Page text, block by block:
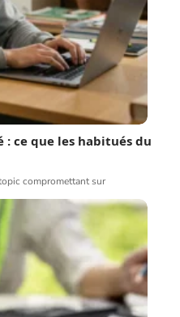
ce que les habitués du
compromettant sur